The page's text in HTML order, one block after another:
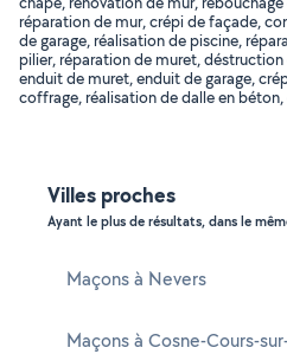
réparation de mur, crépi de façade,
de garage, réalisation de piscine,
pilier, réparation de muret,
enduit de muret, enduit de garage,
coffrage, réalisation de dalle en
Villes proches
Ayant le plus de résultats, dans le
Maçons à Nevers
Maçons à Cosne-Cours-